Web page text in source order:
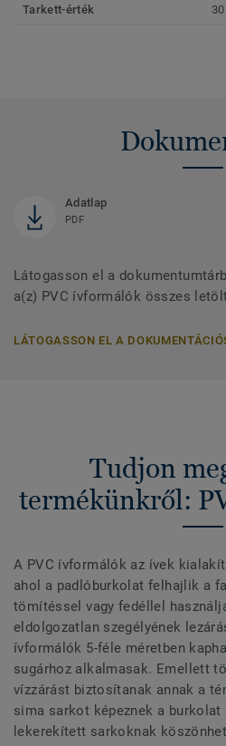
Tarkett-érték 30
Adatlap
PDF
Látogasson el a
a(z) PVC ívformálók összes
LÁTOGASSON EL A
Tudjon
termékünkről:
A PVC ívformálók az ívek
ahol a padlóburkolat felhajlik a
tömítéssel vagy fedéllel
eldolgozatlan szegélyének
ívformálók 5-féle méretben
sugárhoz alkalmasak. Emellett
vízzárást biztosítanak annak a
sima sarkot képeznek a
lekerekített sarkoknak